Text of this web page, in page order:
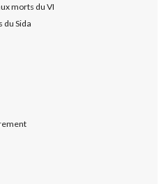
morts du VI
du Sida